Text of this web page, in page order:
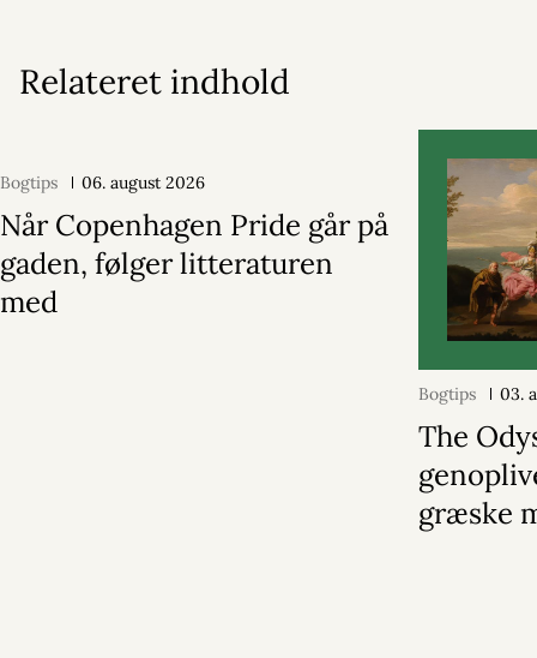
Relateret indhold
Bogtips 06. august 2026
Når Copenhagen Pride går på
gaden, følger litteraturen
med
Bogtips 03.
The
græske